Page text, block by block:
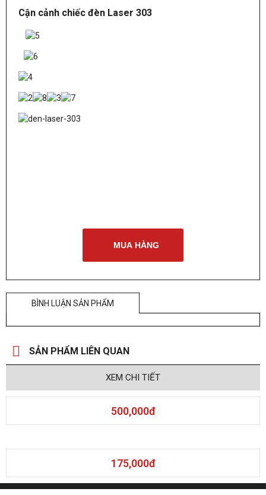
Cận cảnh chiếc đèn Laser 303
MUA HÀNG
BÌNH LUẬN SẢN PHẨM
SẢN PHẨM LIÊN QUAN
XEM CHI TIẾT
500,000đ
175,000đ